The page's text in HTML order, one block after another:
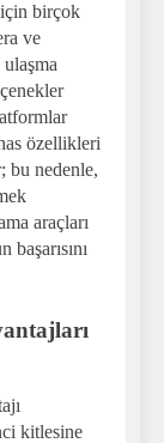
birçok
ve
özellikleri
bu nedenle,
araçları
kitlesine